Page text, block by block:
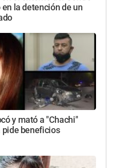
la detención de un
y mató a "Chachi"
pide beneficios